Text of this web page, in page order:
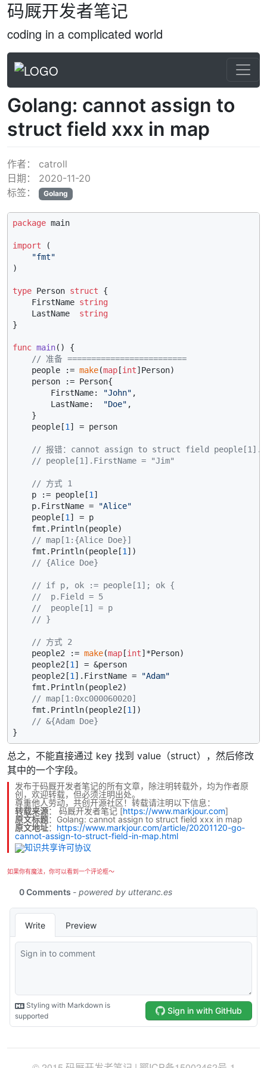
码厩开发者笔记
coding in a complicated world
Golang: cannot assign to
struct field xxx in map
作者： catroll
日期： 2020-11-20
标签：
Golang
package main
import (
"fmt"
)
type Person struct {
    FirstName
string
    LastName
string
}
func main()
{
// 准备 =========================
    people :=
make(map[int]Person)
    person := Person{
        FirstName:
"John" ,
        LastName:
"Doe" ,
    }
    people[
1 ] = person
// 报错：cannot assign to struct field
// people[1].FirstName = "Jim"
// 方式 1
    p := people[
1 ]
    p.FirstName =
"Alice"
    people[
1 ] = p
    fmt.Println(people)
// map[1:{Alice Doe}]
    fmt.Println(people[
1 ])
// {Alice Doe}
// if p, ok := people[1]; ok {
//  p.Field = 5
//  people[1] = p
// }
// 方式 2
    people2 :=
make(map[int]*Person)
    people2[
1 ] = &person
    people2[
1 ].FirstName =
"Adam"
    fmt.Println(people2)
// map[1:0xc000060020]
    fmt.Println(people2[
1 ])
// &{Adam Doe}
总之，不能直接通过 key 找到 value（struct），然后修改
其中的一个字段。
发布于码厩开发者笔记的所有文章，除注明转载外，均为作者原
创，欢迎转载，但必须注明出处。
尊重他人劳动，共创开源社区！转载请注明以下信息：
转载来源： 码厩开发者笔记 [https://www.markjour.com]
原文标题：Golang: cannot assign to struct field xxx in map
原文地址： https://www.markjour.com/article/20201120-go-
cannot-assign-to-struct-field-in-map.html
如果你有魔法，你可以看到一个评论框～